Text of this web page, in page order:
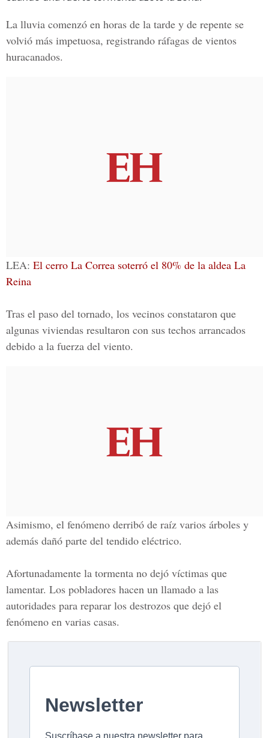
La lluvia comenzó en horas de la tarde y de repente se
volvió más impetuosa, registrando ráfagas de vientos
huracanados.
LEA: El cerro La Correa soterró el 80% de la aldea La
Reina
Tras el paso del tornado, los vecinos constataron que
algunas viviendas resultaron con sus techos arrancados
debido a la fuerza del viento.
Asimismo, el fenómeno derribó de raíz varios árboles y
además dañó parte del tendido eléctrico.
Afortunadamente la tormenta no dejó víctimas que
lamentar. Los pobladores hacen un llamado a las
autoridades para reparar los destrozos que dejó el
fenómeno en varias casas.